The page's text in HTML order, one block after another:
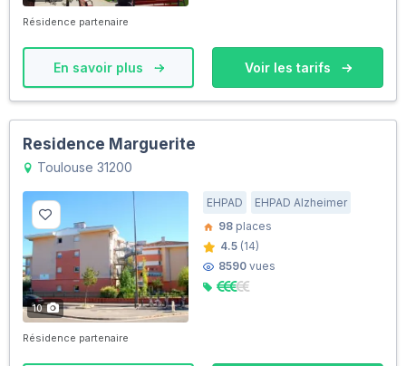
Résidence partenaire
En savoir plus Voir les tarifs
Residence Marguerite
Toulouse 31200
10
EHPAD
EHPAD Alzheimer
98 places
4.5 (14)
8590 vues
Résidence partenaire